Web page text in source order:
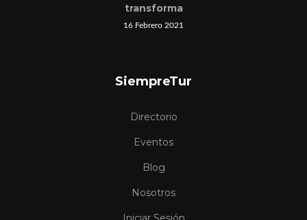
transforma
16 Febrero 2021
SiempreTur
Directorio
Eventos
Blog
Nosotros